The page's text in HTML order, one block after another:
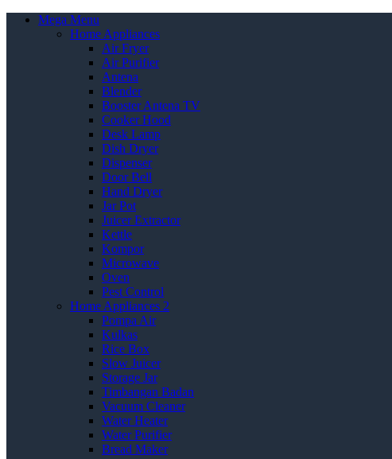
Mega Menu
Home Appliances
Air Fryer
Air Purifier
Antena
Blender
Booster Antena TV
Cooker Hood
Desk Lamp
Dish Dryer
Dispenser
Door Bell
Hand Dryer
Jar Pot
Juicer Extractor
Kettle
Kompor
Microwave
Oven
Pest Control
Home Appliances 2
Pompa Air
Kulkas
Rice Box
Slow Juicer
Storage Jar
Timbangan Badan
Vacuum Cleaner
Water Heater
Water Purifier
Bread Maker